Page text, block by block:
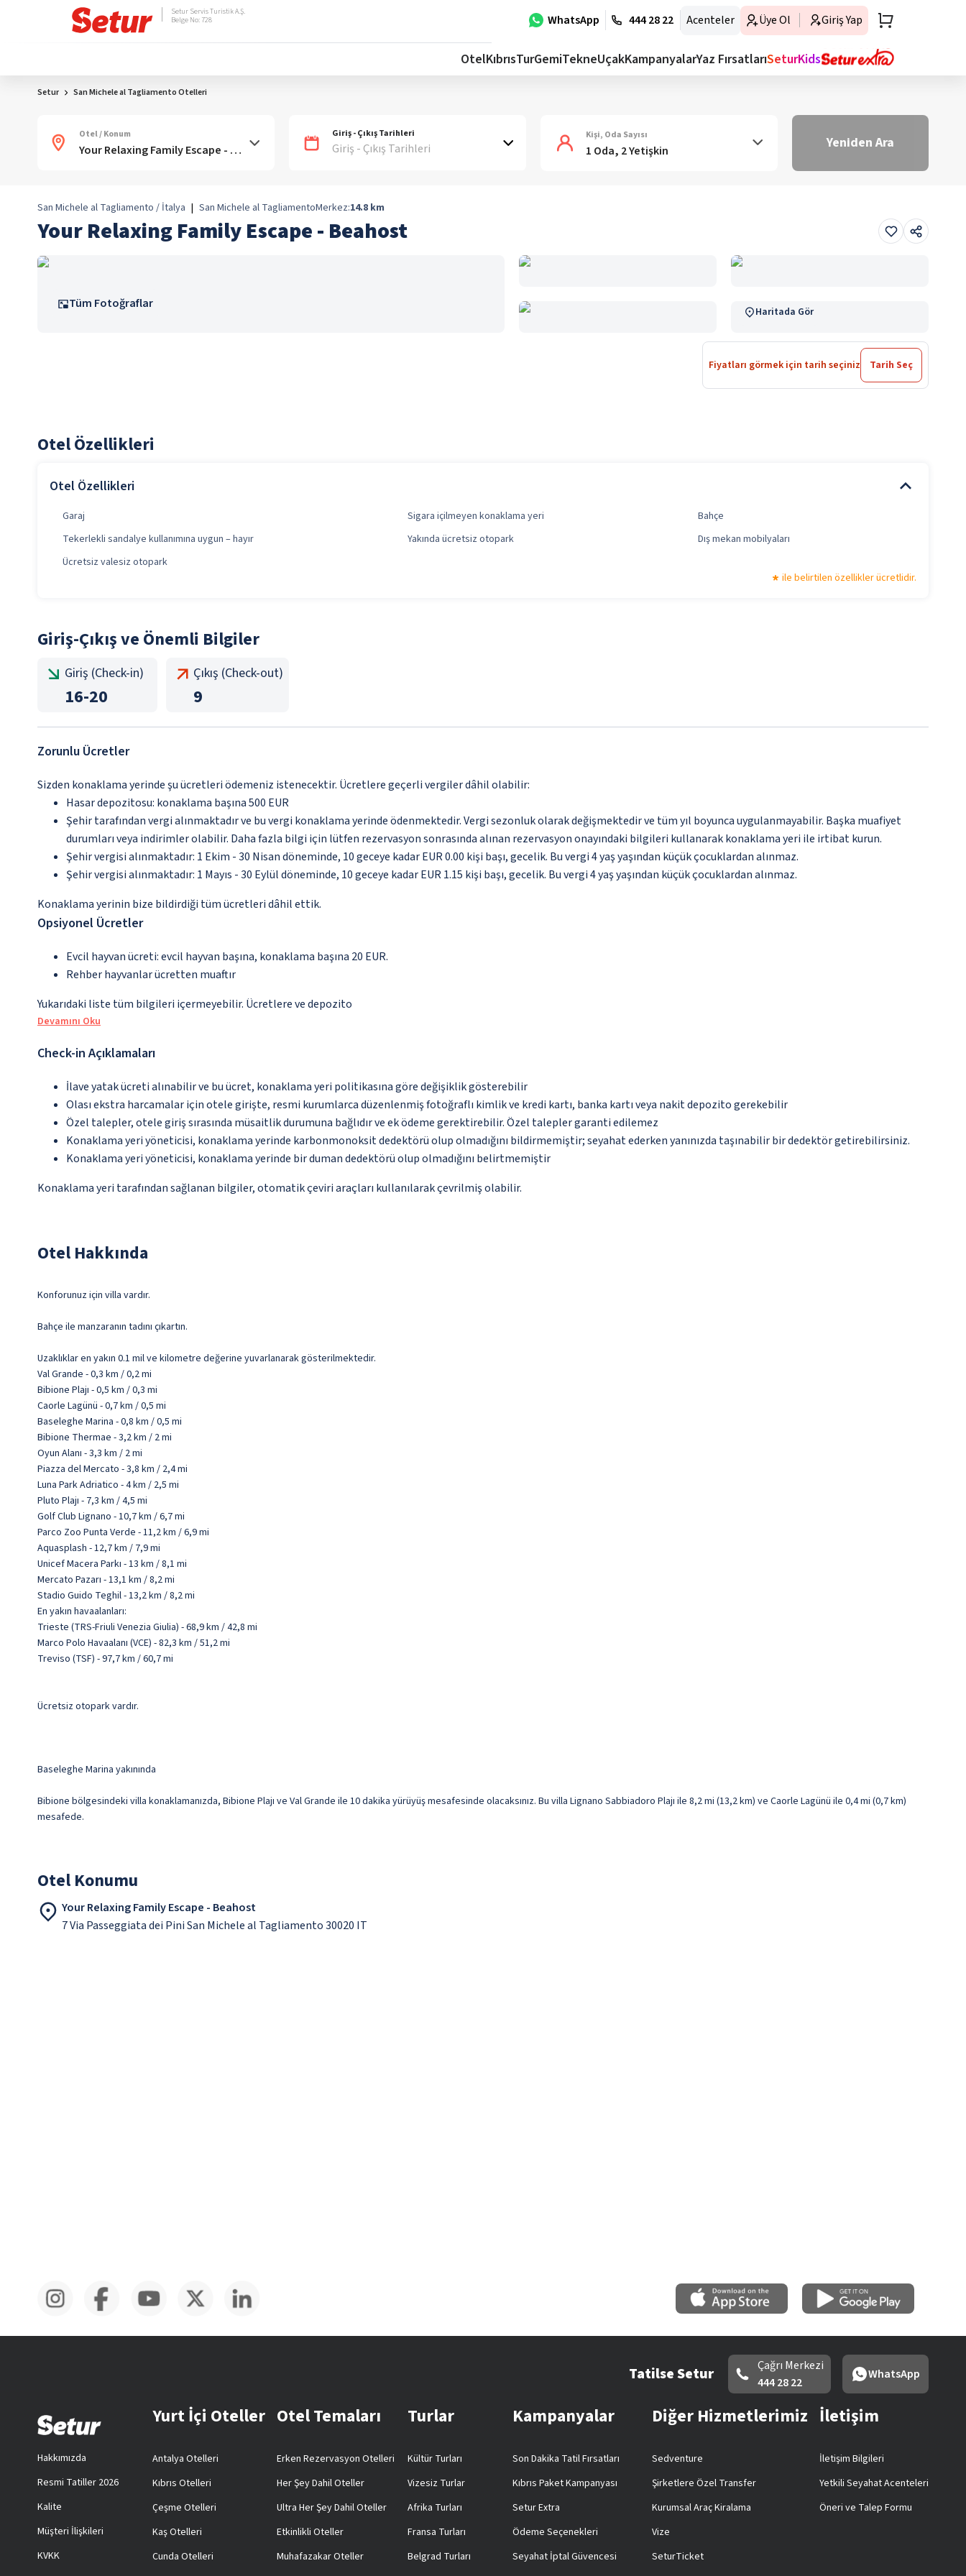
WhatsApp 444 28 22 Acenteler Üye Ol Giriş Yap
Setur Servis Turistik A.Ş.
Belge No: 728
OtelKıbrısTurGemiTekneUçakKampanyalarYaz FırsatlarıSeturKids
Setur San Michele al Tagliamento Otelleri
Otel / Konum Giriş - Çıkış Tarihleri
Giriş - Çıkış Tarihleri
Kişi, Oda Sayısı
1 Oda, 2 Yetişkin Yeniden Ara
San Michele al Tagliamento / İtalya | San Michele al TagliamentoMerkez:14.8 km
Your Relaxing Family Escape - Beahost
Tüm Fotoğraflar
Haritada Gör
Fiyatları görmek için tarih seçiniz Tarih Seç
Otel Özellikleri
Otel Özellikleri
Garaj Sigara içilmeyen konaklama yeri
Bahçe
Tekerlekli sandalye kullanımına uygun – hayır
Yakında ücretsiz otopark
Dış mekan mobilyaları
Ücretsiz valesiz otopark
ile belirtilen özellikler ücretlidir.
Giriş-Çıkış ve Önemli Bilgiler
Giriş (Check-in)
16-20
Çıkış (Check-out)
9
Zorunlu Ücretler
Sizden konaklama yerinde şu ücretleri ödemeniz istenecektir. Ücretlere geçerli vergiler dâhil olabilir:
Hasar depozitosu: konaklama başına 500 EUR
Şehir tarafından vergi alınmaktadır ve bu vergi konaklama yerinde ödenmektedir. Vergi sezonluk olarak değişmektedir ve tüm yıl boyunca uygulanmayabilir. Başka muafiyet
durumları veya indirimler olabilir. Daha fazla bilgi için lütfen rezervasyon sonrasında alınan rezervasyon onayındaki bilgileri kullanarak konaklama yeri ile irtibat kurun.
Şehir vergisi alınmaktadır: 1 Ekim - 30 Nisan döneminde, 10 geceye kadar EUR 0.00 kişi başı, gecelik. Bu vergi 4 yaş yaşından küçük çocuklardan alınmaz.
Şehir vergisi alınmaktadır: 1 Mayıs - 30 Eylül döneminde, 10 geceye kadar EUR 1.15 kişi başı, gecelik. Bu vergi 4 yaş yaşından küçük çocuklardan alınmaz.
Konaklama yerinin bize bildirdiği tüm ücretleri dâhil ettik.
Opsiyonel Ücretler
Evcil hayvan ücreti: evcil hayvan başına, konaklama başına 20 EUR.
Rehber hayvanlar ücretten muaftır
Yukarıdaki liste tüm bilgileri içermeyebilir. Ücretlere ve depozito
Devamını Oku
Check-in Açıklamaları
İlave yatak ücreti alınabilir ve bu ücret, konaklama yeri politikasına göre değişiklik gösterebilir
Olası ekstra harcamalar için otele girişte, resmi kurumlarca düzenlenmiş fotoğraflı kimlik ve kredi kartı, banka kartı veya nakit depozito gerekebilir
Özel talepler, otele giriş sırasında müsaitlik durumuna bağlıdır ve ek ödeme gerektirebilir. Özel talepler garanti edilemez
Konaklama yeri yöneticisi, konaklama yerinde karbonmonoksit dedektörü olup olmadığını bildirmemiştir; seyahat ederken yanınızda taşınabilir bir dedektör getirebilirsiniz.
Konaklama yeri yöneticisi, konaklama yerinde bir duman dedektörü olup olmadığını belirtmemiştir
Konaklama yeri tarafından sağlanan bilgiler, otomatik çeviri araçları kullanılarak çevrilmiş olabilir.
Otel Hakkında
Konforunuz için villa vardır.
Bahçe ile manzaranın tadını çıkartın.
Uzaklıklar en yakın 0.1 mil ve kilometre değerine yuvarlanarak gösterilmektedir.
Val Grande - 0,3 km / 0,2 mi
Bibione Plajı - 0,5 km / 0,3 mi
Caorle Lagünü - 0,7 km / 0,5 mi
Baseleghe Marina - 0,8 km / 0,5 mi
Bibione Thermae - 3,2 km / 2 mi
Oyun Alanı - 3,3 km / 2 mi
Piazza del Mercato - 3,8 km / 2,4 mi
Luna Park Adriatico - 4 km / 2,5 mi
Pluto Plajı - 7,3 km / 4,5 mi
Golf Club Lignano - 10,7 km / 6,7 mi
Parco Zoo Punta Verde - 11,2 km / 6,9 mi
Aquasplash - 12,7 km / 7,9 mi
Unicef Macera Parkı - 13 km / 8,1 mi
Mercato Pazarı - 13,1 km / 8,2 mi
Stadio Guido Teghil - 13,2 km / 8,2 mi
En yakın havaalanları:
Trieste (TRS-Friuli Venezia Giulia) - 68,9 km / 42,8 mi
Marco Polo Havaalanı (VCE) - 82,3 km / 51,2 mi
Treviso (TSF) - 97,7 km / 60,7 mi
Ücretsiz otopark vardır.
Baseleghe Marina yakınında
Bibione bölgesindeki villa konaklamanızda, Bibione Plajı ve Val Grande ile 10 dakika yürüyüş mesafesinde olacaksınız. Bu villa Lignano Sabbiadoro Plajı ile 8,2 mi (13,2 km) ve Caorle Lagünü ile 0,4 mi (0,7 km)
mesafede.
Otel Konumu
Your Relaxing Family Escape - Beahost
7 Via Passeggiata dei Pini San Michele al Tagliamento 30020 IT
Tatilse Setur
Çağrı Merkezi
444 28 22
WhatsApp
Hakkımızda
Resmi Tatiller 2026
Kalite
Müşteri İlişkileri
KVKK
Yurt İçi Oteller
Antalya Otelleri
Kıbrıs Otelleri
Çeşme Otelleri
Kaş Otelleri
Cunda Otelleri
Otel Temaları
Erken Rezervasyon Otelleri
Her Şey Dahil Oteller
Ultra Her Şey Dahil Oteller
Etkinlikli Oteller
Muhafazakar Oteller
Turlar
Kültür Turları
Vizesiz Turlar
Afrika Turları
Fransa Turları
Belgrad Turları
Kampanyalar
Son Dakika Tatil Fırsatları
Kıbrıs Paket Kampanyası
Setur Extra
Ödeme Seçenekleri
Seyahat İptal Güvencesi
Diğer Hizmetlerimiz
Sedventure
Şirketlere Özel Transfer
Kurumsal Araç Kiralama
Vize
SeturTicket
İletişim
İletişim Bilgileri
Yetkili Seyahat Acenteleri
Öneri ve Talep Formu